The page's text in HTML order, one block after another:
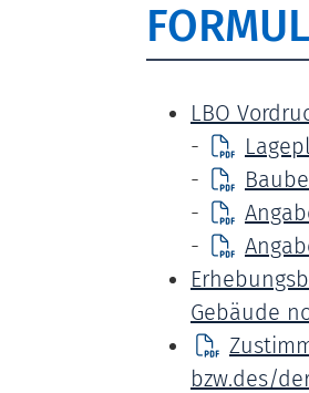
LBO
-
-
-
-
Gebäude
bzw.des/